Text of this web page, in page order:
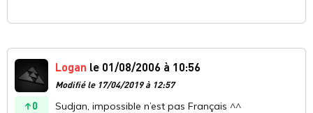
0
Logan le 01/08/2006 à 10:56
Modifié le 17/04/2019 à 12:57
Sudjan, impossible n’est pas Français ^^